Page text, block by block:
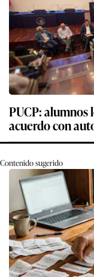
PUCP:
acuerdo con
Contenido sugerido